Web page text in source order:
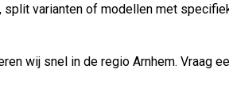
varianten of modellen met
wij snel in de regio Arnhem. Vraag